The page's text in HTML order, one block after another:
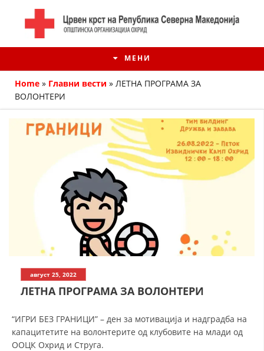
МЕНИ
ИСТОРИЈАТ НА ЦКРМ
ИСТОРИЈАТ НА ДВИЖЕЊЕТО
СТРУКТУРА НА ОРГАНИЗАЦИЈАТА
КОНТАКТ ИНФОРМАЦИИ
Home » Главни вести » ЛЕТНА ПРОГРАМА ЗА
ВОЛОНТЕРИ
август 25, 2022
ЛЕТНА ПРОГРАМА ЗА ВОЛОНТЕРИ
“ИГРИ БЕЗ ГРАНИЦИ” – ден за мотивација и надградба на
капацитетите на волонтерите од клубовите на млади од
ООЦК Охрид и Струга.